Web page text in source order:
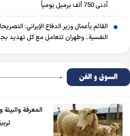
أدنى 750 ألف برميل يومياً
القائم بأعمال وزير الدفاع الإيراني:
النفسية.. وطهران تتعامل مع كل تهديد
السوق و الفن
المعرفة